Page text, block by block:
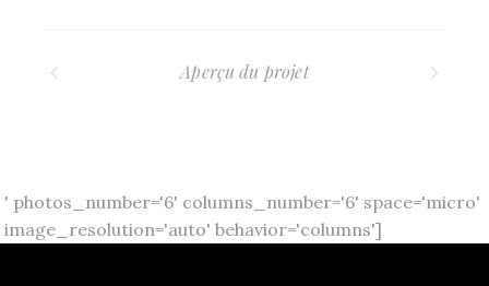
Aperçu du projet
' photos_number='6' columns_number='6' space='micro'
image_resolution='auto' behavior='columns']